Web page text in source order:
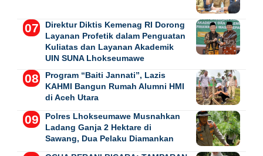
Direktur Diktis Kemenag RI Dorong
Layanan Profetik dalam Penguatan
Kuliatas dan Layanan Akademik
UIN SUNA Lhokseumawe
Program “Baiti Jannati”, Lazis
KAHMI Bangun Rumah Alumni HMI
di Aceh Utara
Polres Lhokseumawe Musnahkan
Ladang Ganja 2 Hektare di
Sawang, Dua Pelaku Diamankan